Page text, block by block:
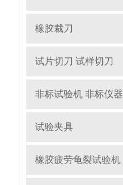
橡胶裁刀
试片切刀 试样切刀
非标试验机 非标仪器
试验夹具
橡胶疲劳龟裂试验机